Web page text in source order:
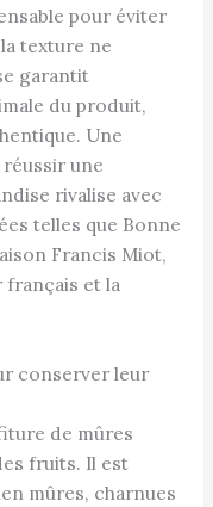
pour éviter
texture ne
garantit
du produit,
Une
une
rivalise avec
telles que Bonne
Francis Miot,
et la
conserver leur
de mûres
fruits. Il est
mûres, charnues